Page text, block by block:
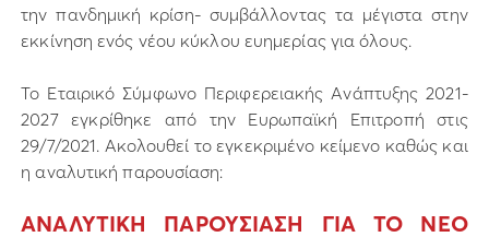
την πανδημική κρίση- συμβάλλοντας τα μέγιστα στην
εκκίνηση ενός νέου κύκλου ευημερίας για όλους.
Το Εταιρικό Σύμφωνο Περιφερειακής Ανάπτυξης 2021-
2027 εγκρίθηκε από την Ευρωπαϊκή Επιτροπή στις
29/7/2021. Ακολουθεί το εγκεκριμένο κείμενο καθώς και
η αναλυτική παρουσίαση:
ΑΝΑΛΥΤΙΚΗ ΠΑΡΟΥΣΙΑΣΗ ΓΙΑ ΤΟ ΝΕΟ